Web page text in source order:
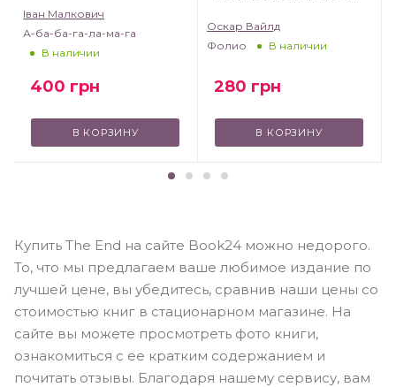
Іван Малкович
А-ба-ба-га-ла-ма-га
В наличии
400 грн
В КОРЗИНУ
Оскар Вайлд
Фолио
В наличии
280 грн
В КОРЗИНУ
Купить The End на сайте Book24 можно недорого.
То, что мы предлагаем ваше любимое издание по
лучшей цене, вы убедитесь, сравнив наши цены со
стоимостью книг в стационарном магазине. На
сайте вы можете просмотреть фото книги,
ознакомиться с ее кратким содержанием и
почитать отзывы. Благодаря нашему сервису, вам